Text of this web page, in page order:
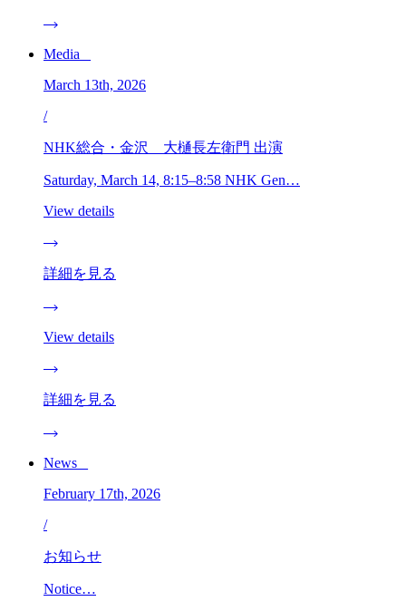
Media _
March 13th, 2026
/
NHK総合・金沢 大樋長左衛門 出演
Saturday, March 14, 8:15–8:58 NHK Gen…
View details
詳細を見る
View details
詳細を見る
News _
February 17th, 2026
/
お知らせ
Notice…